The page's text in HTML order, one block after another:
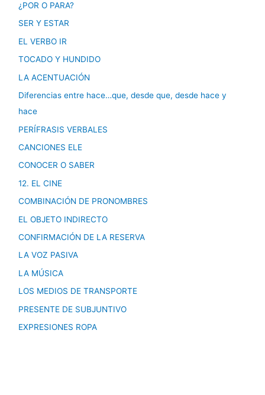
¿POR O PARA?
SER Y ESTAR
EL VERBO IR
TOCADO Y HUNDIDO
LA ACENTUACIÓN
Diferencias entre hace…que, desde que, desde hace y
hace
PERÍFRASIS VERBALES
CANCIONES ELE
CONOCER O SABER
12. EL CINE
COMBINACIÓN DE PRONOMBRES
EL OBJETO INDIRECTO
CONFIRMACIÓN DE LA RESERVA
LA VOZ PASIVA
LA MÚSICA
LOS MEDIOS DE TRANSPORTE
PRESENTE DE SUBJUNTIVO
EXPRESIONES ROPA